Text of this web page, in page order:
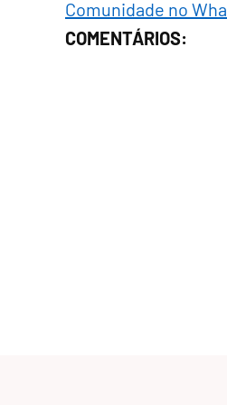
Comunidade no
COMENTÁRIOS: